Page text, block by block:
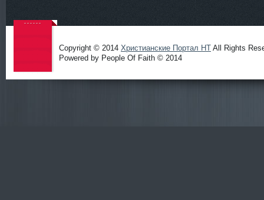
Христиа
Copyright © 2014 Христианские Портал HT All Rights
Powered by People Of Faith © 2014